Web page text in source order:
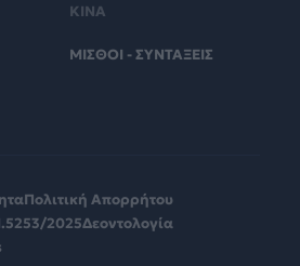
ΚΙΝΑ
ΜΙΣΘΟΙ - ΣΥΝΤΑΞΕΙΣ
Πολιτική Απορρήτου
2025Δεοντολογία